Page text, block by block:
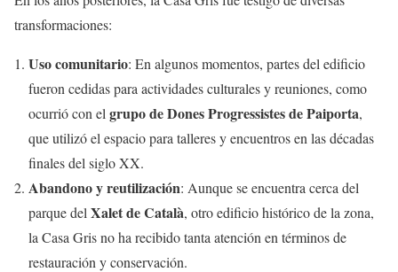
transformaciones:
Uso comunitario: En algunos momentos, partes del edificio
fueron cedidas para actividades culturales y reuniones, como
ocurrió con el grupo de Dones Progressistes de Paiporta,
que utilizó el espacio para talleres y encuentros en las décadas
finales del siglo XX.
Abandono y reutilización: Aunque se encuentra cerca del
parque del Xalet de Català, otro edificio histórico de la zona,
la Casa Gris no ha recibido tanta atención en términos de
restauración y conservación.